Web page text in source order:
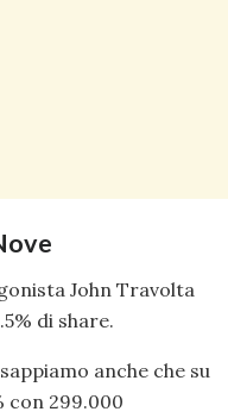
John Travolta
di share.
anche che su
con 299.000